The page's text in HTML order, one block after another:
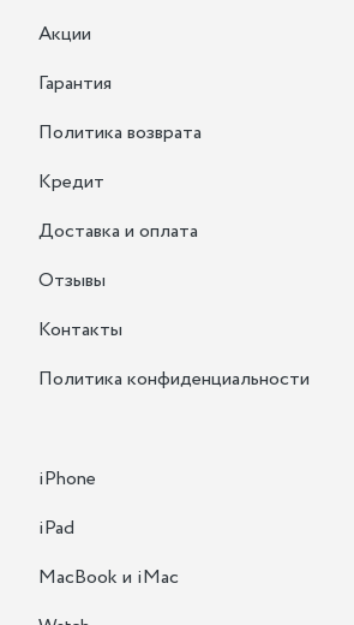
Акции
Гарантия
Политика возврата
Кредит
Доставка и оплата
Отзывы
Контакты
Политика конфиденциальности
iPhone
iPad
MacBook и iMac